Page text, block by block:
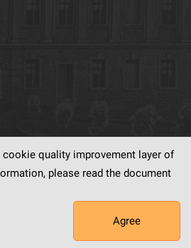
software created by
cookie quality improvement layer of
please read the document
Agree